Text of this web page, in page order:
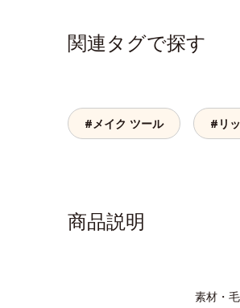
関連タグで探す
#メイク ツール #リ
商品説明
素材・